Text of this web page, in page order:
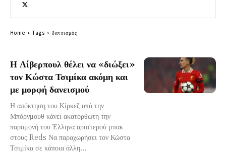
Η Λίβερπουλ θέλει να «διώξει»
τον Κώστα Τσιμίκα ακόμη και
με μορφή δανεισμού
Η απόκτηση του Κίρκεζ από την
Μπόρνμουθ κάνει ακατόρθωτη την
παραμονή του Έλληνα αριστερού μπακ
στους Reds Να παραχωρήσει τον Κώστα
Τσιμίκα σε κάποια άλλη...
Home Tags δανεισμός